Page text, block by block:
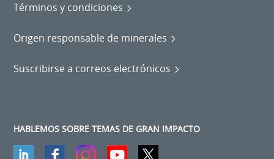
Términos y condiciones
Origen responsable de minerales
Suscribirse a correos electrónicos
HABLEMOS SOBRE TEMAS DE GRAN IMPACTO